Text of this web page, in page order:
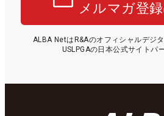
メルマガ登
ALBA NetはR&Aのオフィシャルデジ
USLPGAの日本公式サイトパ